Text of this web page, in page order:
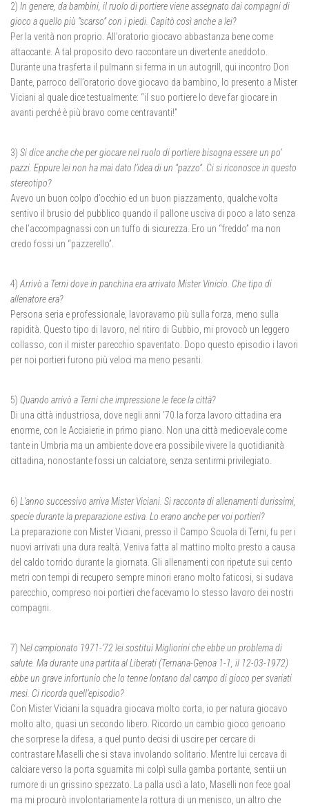
2) In genere, da bambini, il ruolo di portiere viene assegnato dai compagni di
gioco a quello più “scarso” con i piedi. Capitò così anche a lei?
Per la verità non proprio. All’oratorio giocavo abbastanza bene come
attaccante. A tal proposito devo raccontare un divertente aneddoto.
Durante una trasferta il pulmann si ferma in un autogrill, qui incontro Don
Dante, parroco dell’oratorio dove giocavo da bambino, lo presento a Mister
Viciani al quale dice testualmente: “il suo portiere lo deve far giocare in
avanti perché è più bravo come centravanti!”
3) Si dice anche che per giocare nel ruolo di portiere bisogna essere un po’
pazzi. Eppure lei non ha mai dato l’idea di un “pazzo”. Ci si riconosce in questo
stereotipo?
Avevo un buon colpo d’occhio ed un buon piazzamento, qualche volta
sentivo il brusio del pubblico quando il pallone usciva di poco a lato senza
che l’accompagnassi con un tuffo di sicurezza. Ero un “freddo” ma non
credo fossi un “pazzerello”.
4)Arrivò a Terni dove in panchina era arrivato Mister Vinicio. Che tipo di
allenatore era?
Persona seria e professionale, lavoravamo più sulla forza, meno sulla
rapidità. Questo tipo di lavoro, nel ritiro di Gubbio, mi provocò un leggero
collasso, con il mister parecchio spaventato. Dopo questo episodio i lavori
per noi portieri furono più veloci ma meno pesanti.
5) Quando arrivò a Terni che impressione le fece la città?
Di una città industriosa, dove negli anni ’70 la forza lavoro cittadina era
enorme, con le Acciaierie in primo piano. Non una città medioevale come
tante in Umbria ma un ambiente dove era possibile vivere la quotidianità
cittadina, nonostante fossi un calciatore, senza sentirmi privilegiato.
6) L’anno successivo arriva Mister Viciani. Si racconta di allenamenti durissimi,
specie durante la preparazione estiva. Lo erano anche per voi portieri?
La preparazione con Mister Viciani, presso il Campo Scuola di Terni, fu per i
nuovi arrivati una dura realtà. Veniva fatta al mattino molto presto a causa
del caldo torrido durante la giornata. Gli allenamenti con ripetute sui cento
metri con tempi di recupero sempre minori erano molto faticosi, si sudava
parecchio, compreso noi portieri che facevamo lo stesso lavoro dei nostri
compagni.
7) Nel campionato 1971-’72 lei sostituì Migliorini che ebbe un problema di
salute. Ma durante una partita al Liberati (Ternana-Genoa 1-1, il 12-03-1972)
ebbe un grave infortunio che lo tenne lontano dal campo di gioco per svariati
mesi. Ci ricorda quell’episodio?
Con Mister Viciani la squadra giocava molto corta, io per natura giocavo
molto alto, quasi un secondo libero. Ricordo un cambio gioco genoano
che sorprese la difesa, a quel punto decisi di uscire per cercare di
contrastare Maselli che si stava involando solitario. Mentre lui cercava di
calciare verso la porta sguarnita mi colpì sulla gamba portante, sentii un
rumore di un grissino spezzato. La palla uscì a lato, Maselli non fece goal
ma mi procurò involontariamente la rottura di un menisco, un altro che